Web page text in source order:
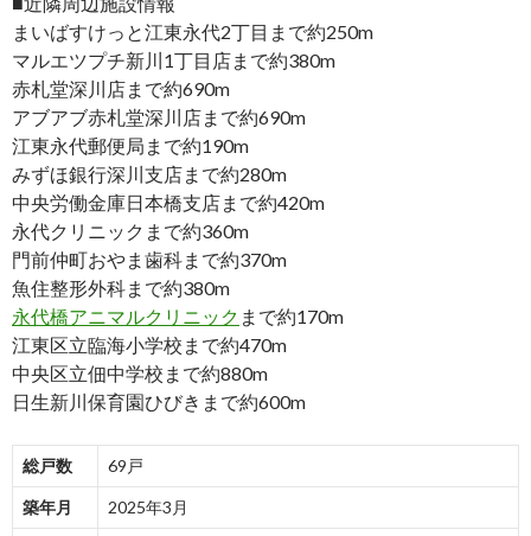
まいばすけっと江東永代2丁目まで約250m
マルエツプチ新川1丁目店まで約380m
赤札堂深川店まで約690m
アブアブ赤札堂深川店まで約690m
江東永代郵便局まで約190m
みずほ銀行深川支店まで約280m
中央労働金庫日本橋支店まで約420m
永代クリニックまで約360m
門前仲町おやま歯科まで約370m
魚住整形外科まで約380m
永代橋アニマルクリニック まで約170m
江東区立臨海小学校まで約470m
中央区立佃中学校まで約880m
日生新川保育園ひびきまで約600m
総戸数 69戸
築年月 2025年3月